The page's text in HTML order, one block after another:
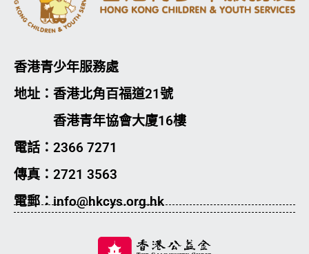
香港青少年服務處
地址：香港北角百福道21號
香港青年協會大廈16樓
電話：2366 7271
傳真：2721 3563
電郵：info@hkcys.org.hk